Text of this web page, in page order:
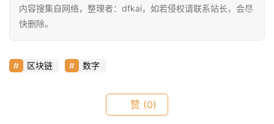
内容搜集自网络，整理者：dfkai，如若侵权请联系站长，会尽
快删除。
区块链 数字
赞 (0)